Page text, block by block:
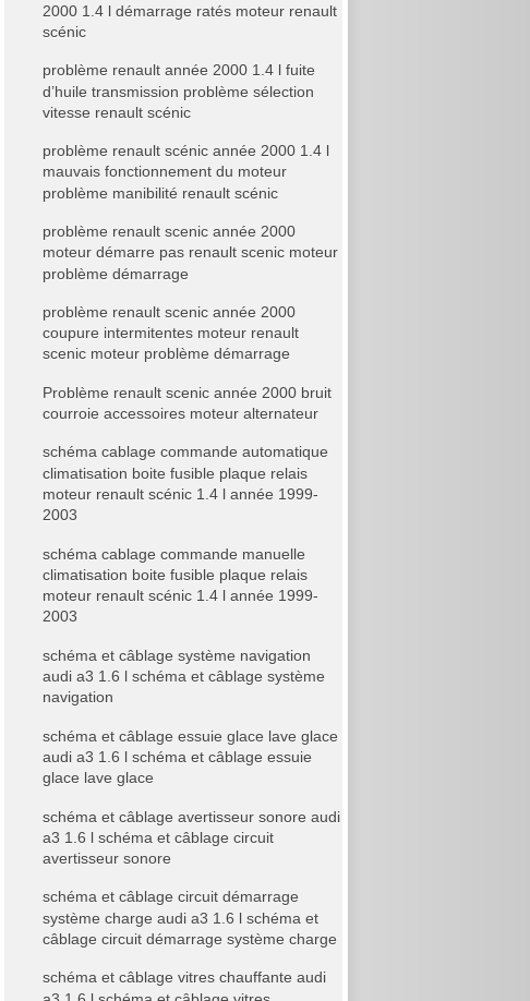
2000 1.4 l démarrage ratés moteur renault
scénic
problème renault année 2000 1.4 l fuite
d’huile transmission problème sélection
vitesse renault scénic
problème renault scénic année 2000 1.4 l
mauvais fonctionnement du moteur
problème manibilité renault scénic
problème renault scenic année 2000
moteur démarre pas renault scenic moteur
problème démarrage
problème renault scenic année 2000
coupure intermitentes moteur renault
scenic moteur problème démarrage
Problème renault scenic année 2000 bruit
courroie accessoires moteur alternateur
schéma cablage commande automatique
climatisation boite fusible plaque relais
moteur renault scénic 1.4 l année 1999-
2003
schéma cablage commande manuelle
climatisation boite fusible plaque relais
moteur renault scénic 1.4 l année 1999-
2003
schéma et câblage système navigation
audi a3 1.6 l schéma et câblage système
navigation
schéma et câblage essuie glace lave glace
audi a3 1.6 l schéma et câblage essuie
glace lave glace
schéma et câblage avertisseur sonore audi
a3 1.6 l schéma et câblage circuit
avertisseur sonore
schéma et câblage circuit démarrage
système charge audi a3 1.6 l schéma et
câblage circuit démarrage système charge
schéma et câblage vitres chauffante audi